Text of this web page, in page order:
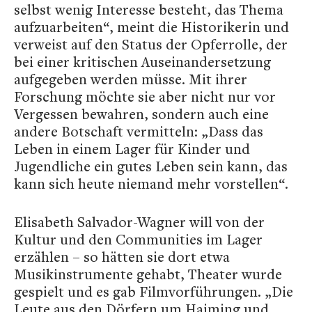
selbst wenig Interesse besteht, das Thema
aufzuarbeiten“, meint die Historikerin und
verweist auf den Status der Opferrolle, der
bei einer kritischen Auseinandersetzung
aufgegeben werden müsse. Mit ihrer
Forschung möchte sie aber nicht nur vor
Vergessen bewahren, sondern auch eine
andere Botschaft vermitteln: „Dass das
Leben in einem Lager für Kinder und
Jugendliche ein gutes Leben sein kann, das
kann sich heute niemand mehr vorstellen“.
Elisabeth Salvador-Wagner will von der
Kultur und den Communities im Lager
erzählen – so hätten sie dort etwa
Musikinstrumente gehabt, Theater wurde
gespielt und es gab Filmvorführungen. „Die